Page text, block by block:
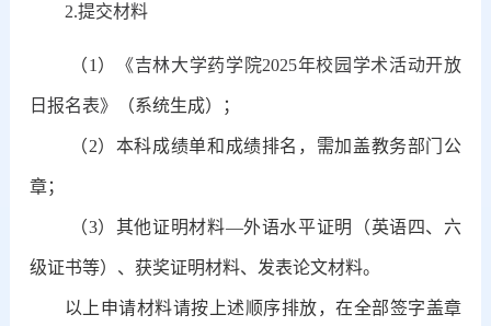
2.提交材料
（1） 《吉林大学药学 院2025年校园学术活动开放
日报名表》 （系统生成）；
（2）本科成绩单和成绩排名，需加盖教务部门公
章；
（3）其他证明材料—外语水平证明（英语四、六
级证书等）、获奖证明材料、发表论文材料。
以上申请材料请按上述顺序排放，在全部签字盖章